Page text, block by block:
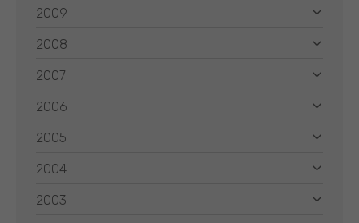
2009
2008
2007
2006
2005
2004
2003